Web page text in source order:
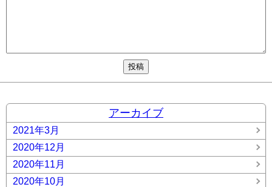
アーカイブ
2021年3月
2020年12月
2020年11月
2020年10月